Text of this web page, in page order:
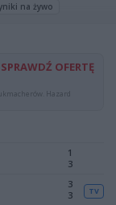
na żywo
OFERTĘ
Hazard
1
3
3
3
TV